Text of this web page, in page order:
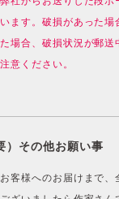
社からお送りした段ボ
ます。破損があった場
場合、破損状況が郵
意ください。
その他お願い事
客様へのお届けまで